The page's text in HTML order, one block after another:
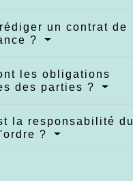
un contrat de
?
les obligations
des parties ?
la responsabilité du
?